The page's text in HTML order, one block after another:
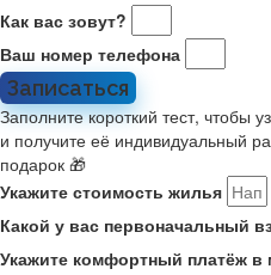
Как вас зовут?
Ваш номер телефона
Записаться
Заполните короткий тест, чтобы
и получите её индивидуальный
подарок 🎁
Укажите стоимость жилья
Какой у вас первоначальный
Укажите комфортный платёж в